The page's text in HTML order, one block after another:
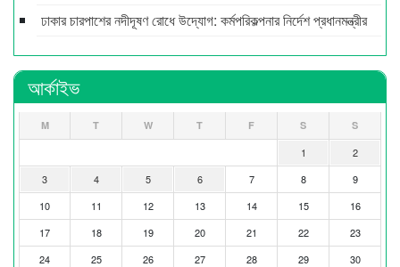
ঢাকার চারপাশের নদীদূষণ রোধে উদ্যোগ: কর্মপরিকল্পনার নির্দেশ প্রধানমন্ত্রীর
আর্কাইভ
M T W T F S S
1
2
3
4 5 6 7 8
9
10
11 12 13 14 15
16
17
18 19 20 21 22
23
24
25 26 27 28 29
30